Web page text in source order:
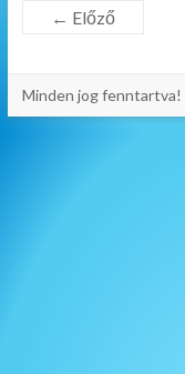
← Előző
Minden jog